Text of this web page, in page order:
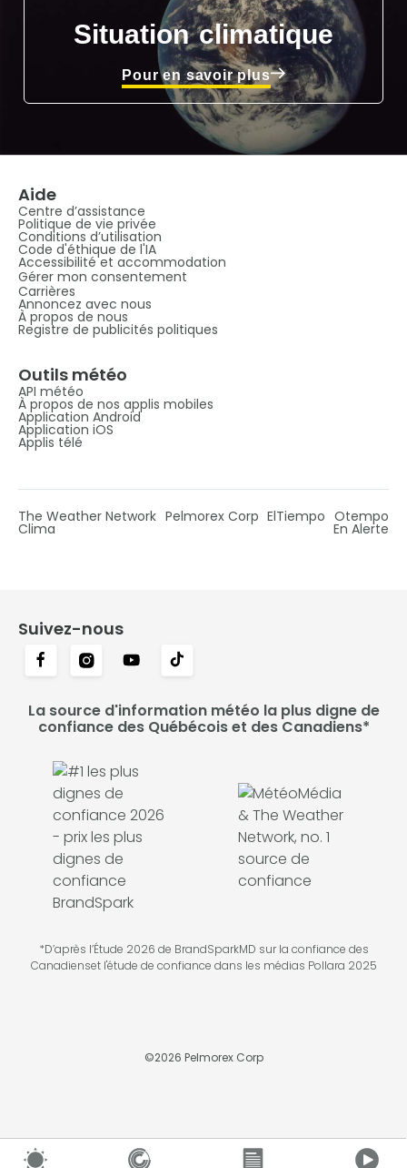
Situation climatique
Pour en savoir plus
Aide
Centre d’assistance
Politique de vie privée
Conditions d’utilisation
Code d'éthique de l'IA
Accessibilité et accommodation
Gérer mon consentement
Carrières
Annoncez avec nous
À propos de nous
Registre de publicités politiques
Outils météo
API météo
À propos de nos applis mobiles
Application Android
Application iOS
Applis télé
The Weather Network Pelmorex Corp ElTiempo Otempo
Clima En Alerte
Suivez-nous
La source d'information météo la plus digne de
confiance des Québécois et des Canadiens*
*D’après l’Étude 2026 de BrandSparkMD sur la confiance des
Canadienset l'étude de confiance dans les médias Pollara 2025
©2026 Pelmorex Corp